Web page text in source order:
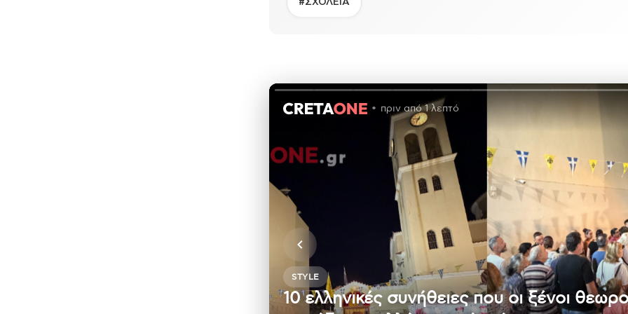
#ΣΧΟΛΕΙΑ
πριν από 1 λεπτό
STYLE
10 ελληνικές συνήθειες που οι ξένοι